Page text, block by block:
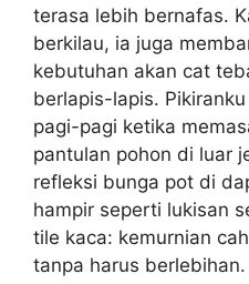
terasa lebih bernafas.
berkilau, ia juga
kebutuhan akan cat
berlapis-lapis.
pagi-pagi ketika
pantulan pohon di luar
refleksi bunga pot di
hampir seperti lukisan
tile kaca: kemurnian
tanpa harus berlebihan.